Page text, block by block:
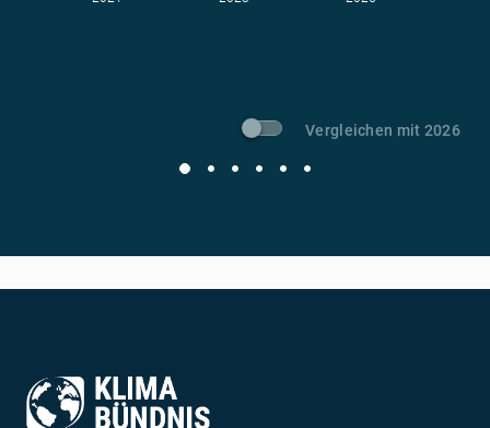
-Vermeidung
Vergleichen mit 2026